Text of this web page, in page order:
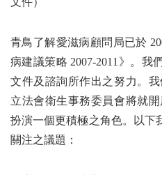
青鳥了解愛滋病顧問局已於
病建議策略 2007-2011》。我
文件及諮詢所作出之努力。
立法會衛生事務委員會將就
扮演一個更積極之角色。以下
關注之議題：